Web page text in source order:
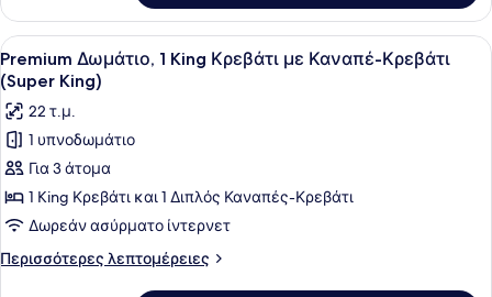
King)
Δωμάτιο,
King
Κρεβάτι
(Super
King)
Προβολή
όλων
των
φωτογραφιών
για
Premium
Δωμάτιο,
1
King
Κρεβάτι
Ένα δωμάτιο ξενοδοχείου με ένα
6
Premium Δωμάτιο, 1 King Κρεβάτι με Καναπέ-Κρεβάτι
(Super King)
22 τ.μ.
1 υπνοδωμάτιο
Για 3 άτομα
1 King Κρεβάτι και 1 Διπλός Καναπές-Κρεβάτι
Δωρεάν ασύρματο ίντερνετ
Περισσότερες λεπτομέρειες
Περισσότερες